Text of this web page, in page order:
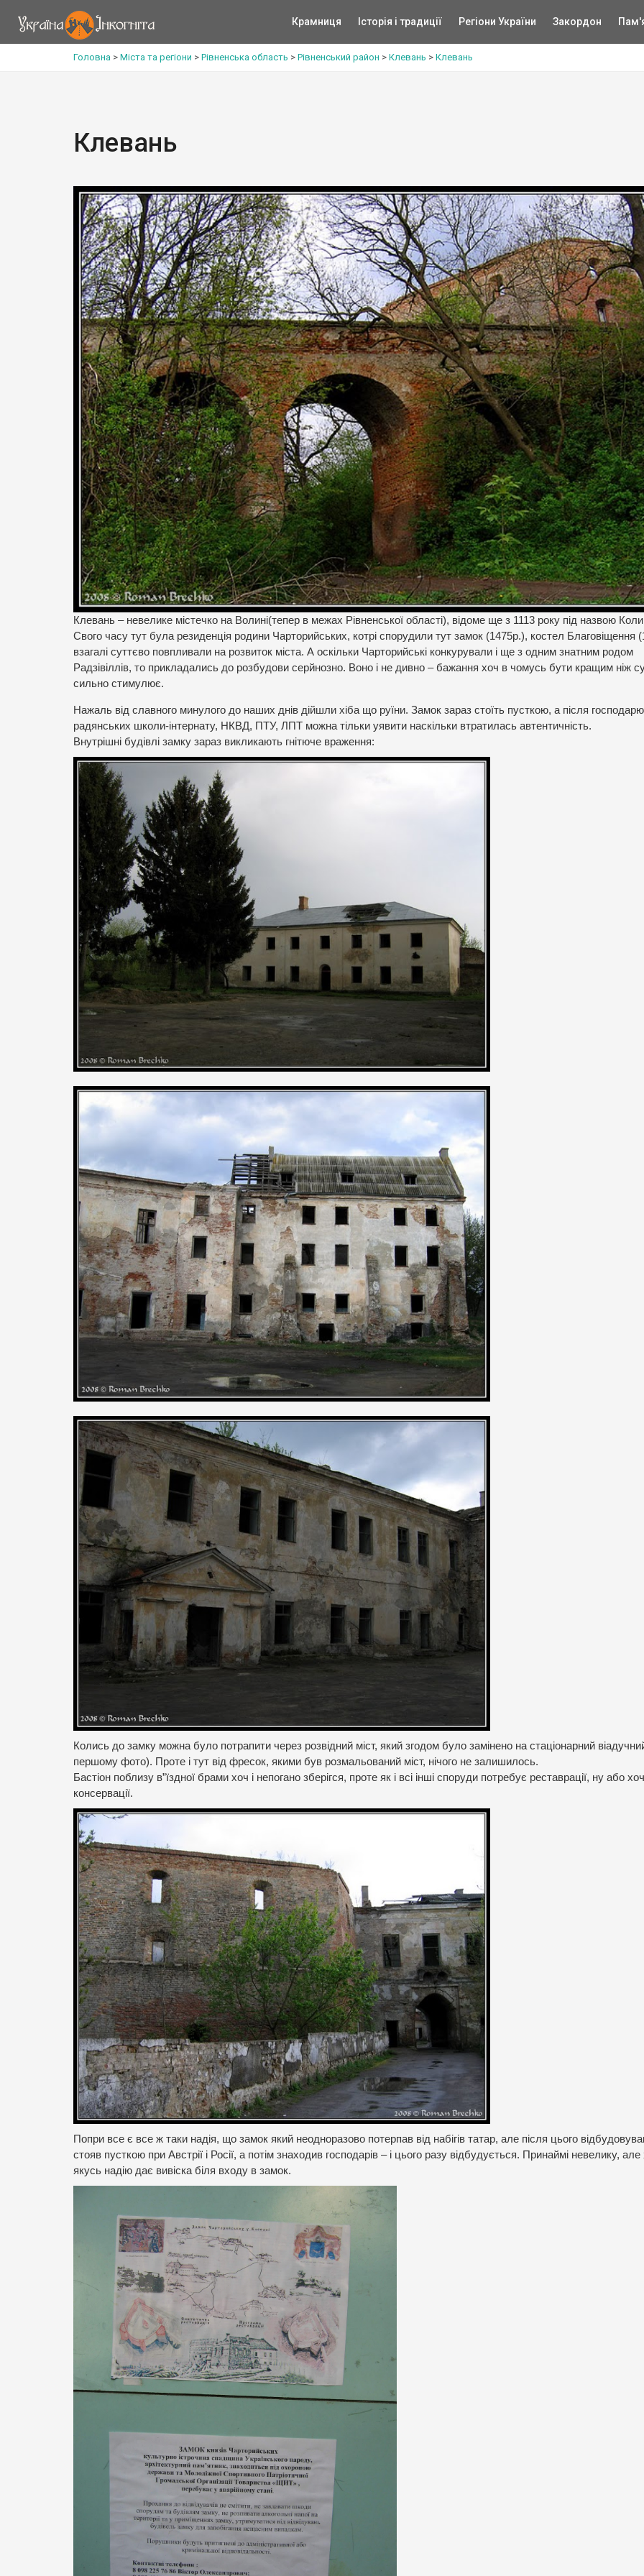
Крамниця Історія і традиції Регіони України Закордон
Головна > Міста та регіони > Рівненська область > Рівненський район > Клевань > Клевань
Клевань
Клевань – невелике містечко на Волині(тепер в межах Рівненської області), відоме ще з 1113 року під назвою
Свого часу тут була резиденція родини Чарторийських, котрі спорудили тут замок (1475р.), костел Благовіщення
взагалі суттєво повпливали на розвиток міста. А оскільки Чарторийські конкурували і ще з одним знатним родом
Радзівіллів, то прикладались до розбудови серйнозно. Воно і не дивно – бажання хоч в чомусь бути кращим ніж
сильно стимулює.
Нажаль від славного минулого до наших днів дійшли хіба що руїни. Замок зараз стоїть пусткою, а після
радянських школи-інтернату, НКВД, ПТУ, ЛПТ можна тільки уявити наскільки втратилась автентичність.
Внутрішні будівлі замку зараз викликають гнітюче враження:
Колись до замку можна було потрапити через розвідний міст, який згодом було замінено на стаціонарний
першому фото). Проте і тут від фресок, якими був розмальований міст, нічого не залишилось.
Бастіон поблизу в”їздної брами хоч і непогано зберігся, проте як і всі інші споруди потребує реставрації, ну або
консервації.
Попри все є все ж таки надія, що замок який неодноразово потерпав від набігів татар, але після цього
стояв пусткою при Австрії і Росії, а потім знаходив господарів – і цього разу відбудується. Принаймі невелику, але
якусь надію дає вивіска біля входу в замок.